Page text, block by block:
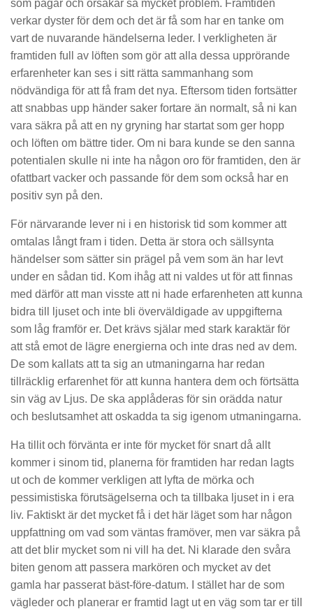
som pågår och orsakar så mycket problem. Framtiden
verkar dyster för dem och det är få som har en tanke om
vart de nuvarande händelserna leder. I verkligheten är
framtiden full av löften som gör att alla dessa upprörande
erfarenheter kan ses i sitt rätta sammanhang som
nödvändiga för att få fram det nya. Eftersom tiden fortsätter
att snabbas upp händer saker fortare än normalt, så ni kan
vara säkra på att en ny gryning har startat som ger hopp
och löften om bättre tider. Om ni bara kunde se den sanna
potentialen skulle ni inte ha någon oro för framtiden, den är
ofattbart vacker och passande för dem som också har en
positiv syn på den.
För närvarande lever ni i en historisk tid som kommer att
omtalas långt fram i tiden. Detta är stora och sällsynta
händelser som sätter sin prägel på vem som än har levt
under en sådan tid. Kom ihåg att ni valdes ut för att finnas
med därför att man visste att ni hade erfarenheten att kunna
bidra till ljuset och inte bli överväldigade av uppgifterna
som låg framför er. Det krävs själar med stark karaktär för
att stå emot de lägre energierna och inte dras ned av dem.
De som kallats att ta sig an utmaningarna har redan
tillräcklig erfarenhet för att kunna hantera dem och förtsätta
sin väg av Ljus. De ska applåderas för sin orädda natur
och beslutsamhet att oskadda ta sig igenom utmaningarna.
Ha tillit och förvänta er inte för mycket för snart då allt
kommer i sinom tid, planerna för framtiden har redan lagts
ut och de kommer verkligen att lyfta de mörka och
pessimistiska förutsägelserna och ta tillbaka ljuset in i era
liv. Faktiskt är det mycket få i det här läget som har någon
uppfattning om vad som väntas framöver, men var säkra på
att det blir mycket som ni vill ha det. Ni klarade den svåra
biten genom att passera markören och mycket av det
gamla har passerat bäst-före-datum. I stället har de som
vägleder och planerar er framtid lagt ut en väg som tar er till